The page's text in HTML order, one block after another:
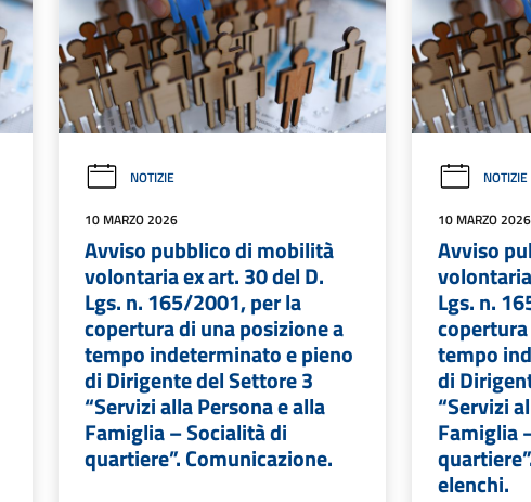
NOTIZIE
10 MARZO 2026
Avviso pubblico di mobilità
volontaria ex art. 30 del D.
Lgs. n. 165/2001, per la
copertura di una posizione a
tempo indeterminato e pieno
di Dirigente del Settore 3
“Servizi alla Persona e alla
Famiglia – Socialità di
quartiere”. Comunicazione.
NOTIZIE
10 MARZO 2026
Avviso
Lgs. n.
tempo
di
“Servizi
Famiglia
elenchi.